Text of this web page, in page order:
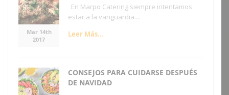
Mar 14th
2017
En Marpo Catering siempre intentamos
estar a la vanguardia....
Leer Más...
CONSEJOS PARA CUIDARSE DESPUÉS
DE NAVIDAD